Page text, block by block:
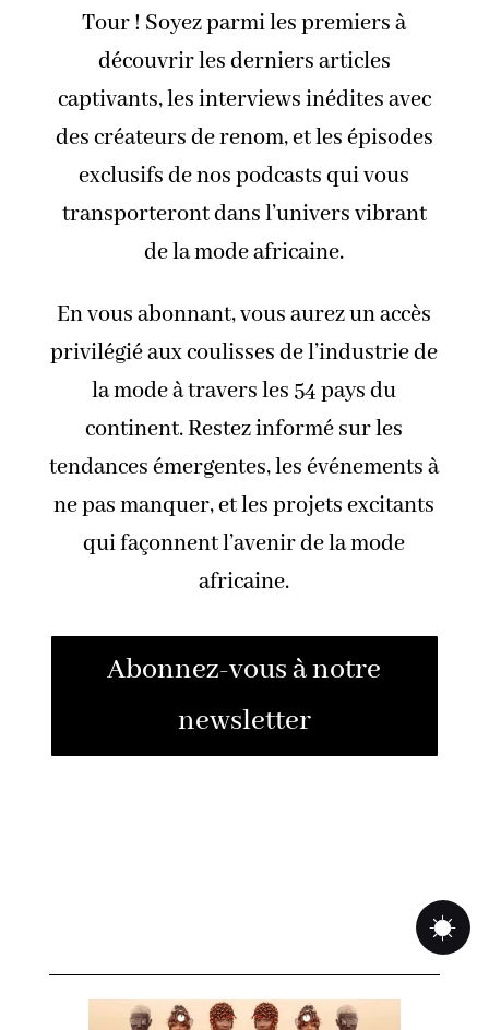
Tour ! Soyez parmi les premiers à
découvrir les derniers articles
captivants, les interviews inédites avec
des créateurs de renom, et les épisodes
exclusifs de nos podcasts qui vous
transporteront dans l’univers vibrant
de la mode africaine.
En vous abonnant, vous aurez un accès
privilégié aux coulisses de l’industrie de
la mode à travers les 54 pays du
continent. Restez informé sur les
tendances émergentes, les événements à
ne pas manquer, et les projets excitants
qui façonnent l’avenir de la mode
africaine.
Abonnez-vous à notre
newsletter